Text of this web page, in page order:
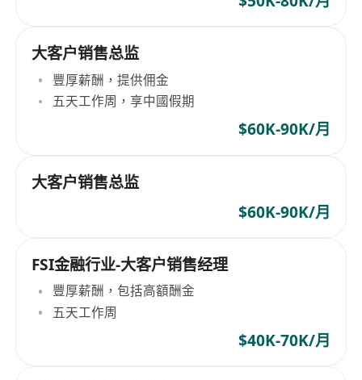
大客户销售总监
豐厚薪酬，提供佣金
五天工作周，享中國假期
$60K-90K/月
大客户销售总监
$60K-90K/月
FSI金融行业-大客户销售经理
豐厚薪酬，包括高額酬金
五天工作周
$40K-70K/月